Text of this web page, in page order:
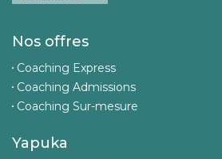
Nos offres
Coaching Express
Coaching Admissions
Coaching Sur-mesure
Yapuka